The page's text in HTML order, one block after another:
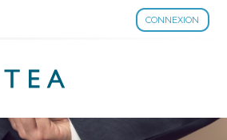
CONNEXION